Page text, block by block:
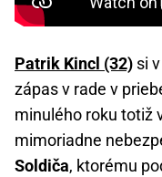
Patrik Kincl (32) si
zápas v rade v
minulého roku totiž
mimoriadne
Soldiča, ktorému